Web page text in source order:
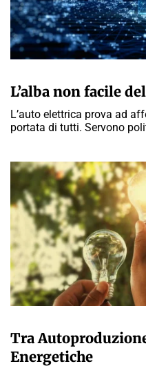
L’alba non facile
L’auto elettrica prova ad
portata di tutti. Servono
Tra
Energetiche